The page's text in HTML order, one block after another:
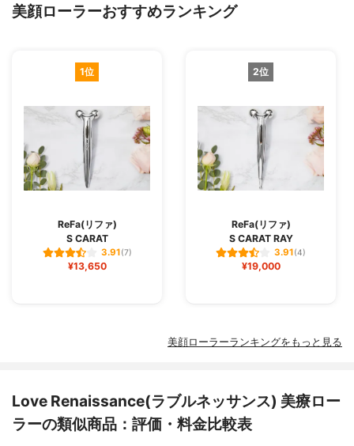
美顔ローラーおすすめランキング
1位
ReFa(リファ)
S CARAT
3.91(7)
¥13,650
2位
ReFa(リファ)
S CARAT RAY
3.91(4)
¥19,000
美顔ローラーランキングをもっと見る
Love Renaissance(ラブルネッサンス) 美療ロー
ラーの類似商品：評価・料金比較表